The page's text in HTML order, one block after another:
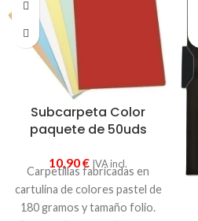
Subcarpeta Color
paquete de 50uds
10,90€ IVA incl.
Carpetillas fabricadas en
cartulina de colores pastel de
180 gramos y tamaño folio.